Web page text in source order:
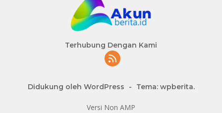
Terhubung Dengan Kami
Didukung oleh WordPress - Tema: wpberita.
Versi Non AMP